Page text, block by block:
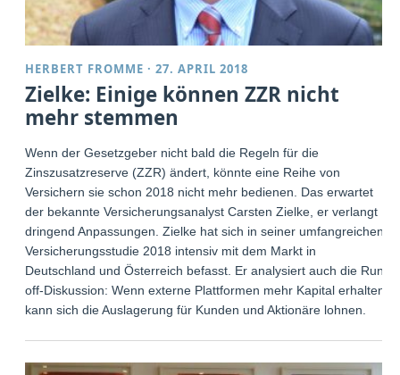
HERBERT FROMME ·27. APRIL 2018
Zielke: Einige können ZZR nicht
mehr stemmen
Wenn der Gesetzgeber nicht bald die Regeln für die
Zinszusatzreserve (ZZR) ändert, könnte eine Reihe von
Versichern sie schon 2018 nicht mehr bedienen. Das erwartet
der bekannte Versicherungsanalyst Carsten Zielke, er verlangt
dringend Anpassungen. Zielke hat sich in seiner umfangreichen
Versicherungsstudie 2018 intensiv mit dem Markt in
Deutschland und Österreich befasst. Er analysiert auch die Run-
off-Diskussion: Wenn externe Plattformen mehr Kapital erhalten,
kann sich die Auslagerung für Kunden und Aktionäre lohnen.